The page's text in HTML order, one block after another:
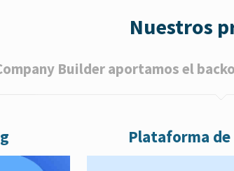
Nuestros
Builder aportamos el
Plataforma